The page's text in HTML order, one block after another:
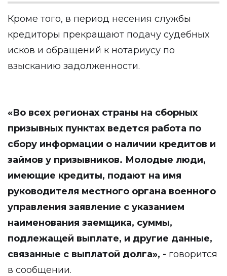
Кроме того, в период несения службы
кредиторы прекращают подачу судебных
исков и обращений к нотариусу по
взысканию задолженности.
«Во всех регионах страны на сборных
призывных пунктах ведется работа по
сбору информации о наличии кредитов и
займов у призывников. Молодые люди,
имеющие кредиты, подают на имя
руководителя местного органа военного
управления заявление с указанием
наименования заемщика, суммы,
подлежащей выплате, и другие данные,
связанные с выплатой долга», - говорится
в сообщении.